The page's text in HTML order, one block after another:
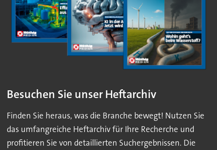
Besuchen Sie unser Heftarchiv
Finden Sie heraus, was die Branche bewegt! Nutzen Sie
das umfangreiche Heftarchiv für Ihre Recherche und
profitieren Sie von detaillierten Suchergebnissen. Die